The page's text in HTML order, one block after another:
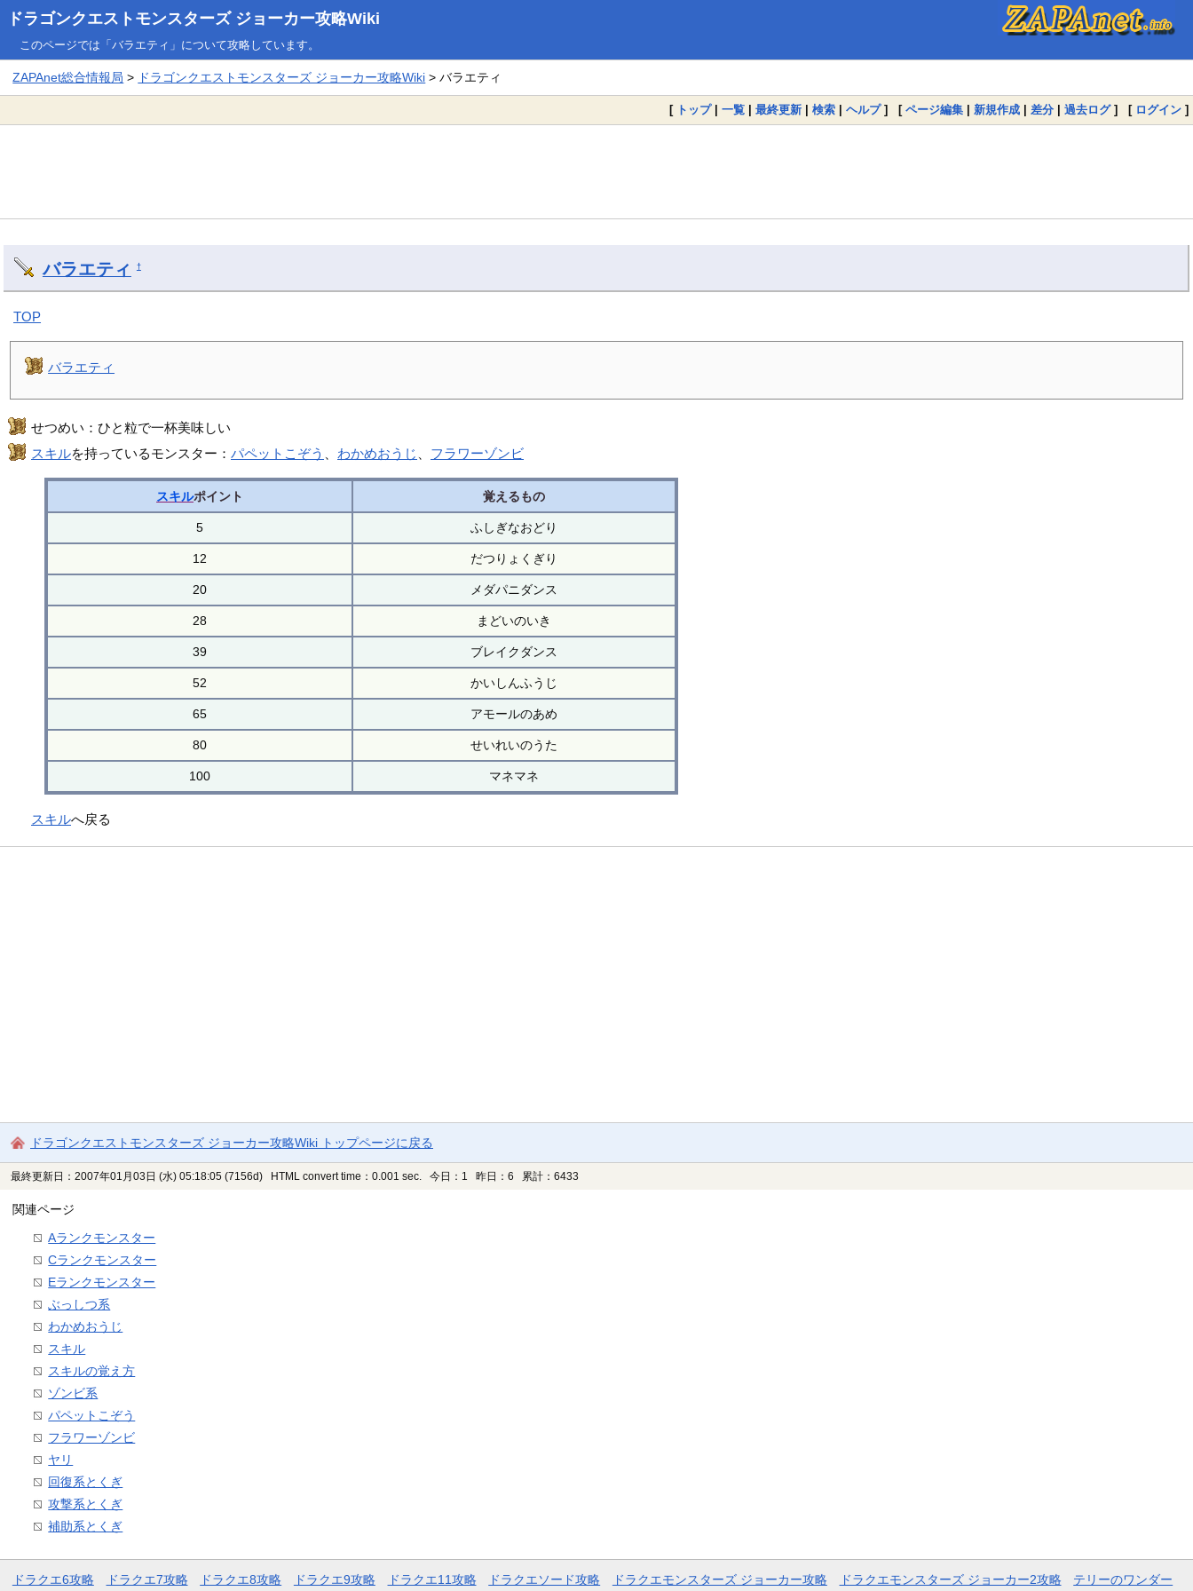
ドラゴンクエストモンスターズ ジョーカー攻略Wiki
このページでは「バラエティ」について攻略しています。
ZAPAnet総合情報局 > ドラゴンクエストモンスターズ ジョーカー攻略Wiki > バラエティ
[ トップ| 一覧 | 最終更新 | 検索 | ヘルプ] [ ページ編集 | 新規作成 | 差分 | 過去ログ] [ ログイン ]
バラエティ †
TOP
バラエティ
せつめい：ひと粒で一杯美味しい
スキルを持っているモンスター：パペットこぞう わかめおうじ フラワーゾンビ
スキルポイント 覚えるもの
5 ふしぎなおどり
12 だつりょくぎり
20 メダパニダンス
28 まどいのいき
39 ブレイクダンス
52 かいしんふうじ
65 アモールのあめ
80 せいれいのうた
100 マネマネ
スキルへ戻る
ドラゴンクエストモンスターズ ジョーカー攻略Wiki トップページに戻る
最終更新日：2007年01月03日 (水) 05:18:05 (7156d) HTML convert time：0.001 sec. 今日：1 昨日：6 累計：6433
関連ページ
Aランクモンスター
Cランクモンスター
Eランクモンスター
ぶっしつ系
わかめおうじ
スキル
スキルの覚え方
ゾンビ系
パペットこぞう
フラワーゾンビ
ヤリ
回復系とくぎ
攻撃系とくぎ
補助系とくぎ
ドラクエ6攻略 ドラクエ7攻略 ドラクエ8攻略 ドラクエ9攻略 ドラクエ11攻略 ドラクエソード攻略 ドラクエモンスターズ ジョーカー攻略 ドラクエモンスターズ ジョーカー2攻略 テリーのワンダー